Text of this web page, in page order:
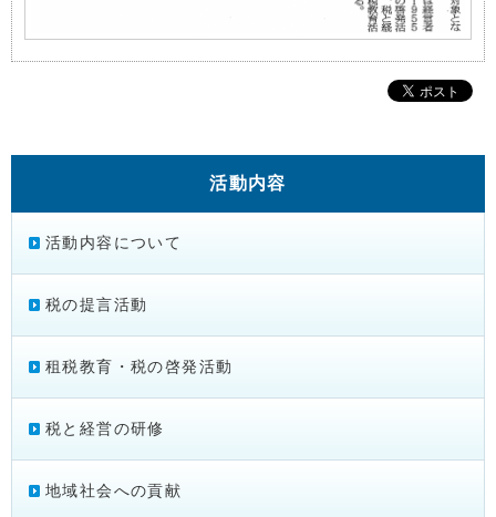
活動内容
活動内容について
税の提言活動
租税教育・税の啓発活動
税と経営の研修
地域社会への貢献